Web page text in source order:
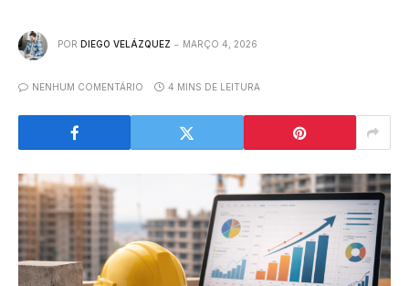
POR DIEGO VELÁZQUEZ MARÇO 4, 2026
NENHUM COMENTÁRIO 4 MINS DE LEITURA